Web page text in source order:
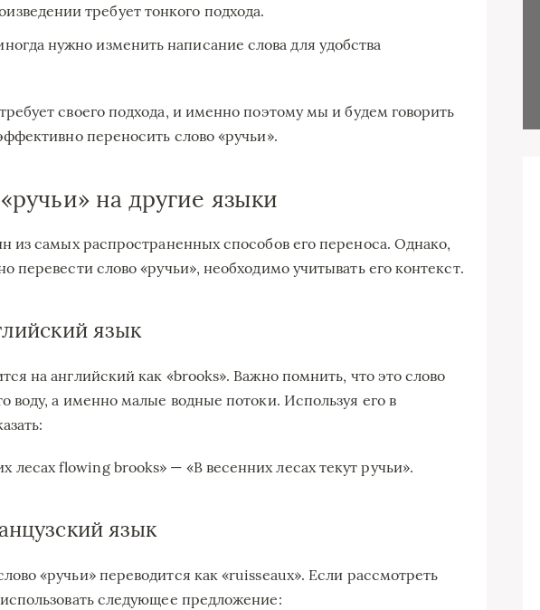
требует тонкого подхода.
нужно изменить написание слова для удобства
своего подхода, и именно поэтому мы и будем говорить
переносить слово «ручьи».
на другие языки
из самых распространенных способов его переноса. Однако,
перевести слово «ручьи», необходимо учитывать его контекст.
язык
на английский как «brooks». Важно помнить, что это слово
воду, а именно малые водные потоки. Используя его в
лесах flowing brooks» — «В весенних лесах текут ручьи».
язык
«ручьи» переводится как «ruisseaux». Если рассмотреть
следующее предложение: